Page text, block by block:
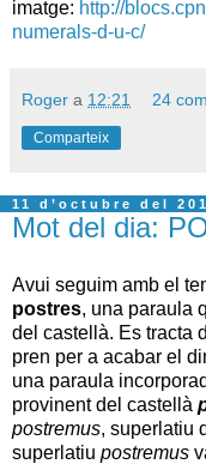
imatge: http://
numerals-d-u-c/
Roger a 12:21 24
Comparteix
11 d’octubre del
Mot del dia:
Avui seguim amb el
postres, una paraula
del castellà. Es tracta
pren per a acabar el
una paraula
provinent del castellà
postremus, superlatiu
superlatiu postremus